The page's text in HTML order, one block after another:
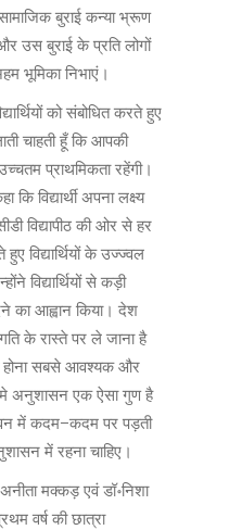
बुराई कन्या भ्रूण
उस बुराई के प्रति लोगों
भूमिका निभाएं।
को संबोधित करते हुए
चाहती हूँ कि आपकी
प्राथमिकता रहेंगी।
कि विद्यार्थी अपना लक्ष्य
विद्यापीठ की ओर से हर
विद्यार्थियों के उज्ज्वल
विद्यार्थियों से कड़ी
का आह्वान किया। देश
के रास्ते पर ले जाना है
होना सबसे आवश्यक और
मे अनुशासन एक ऐसा गुण है
में कदम−कदम पर पड़ती
में रहना चाहिए।
मक्कड़ एवं डॉ॰निशा
वर्ष की छात्रा